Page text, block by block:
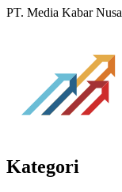
PT. Media Kabar Nusa
Kategori